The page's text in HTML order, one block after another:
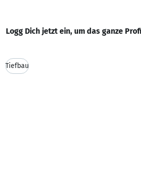
Logg Dich jetzt ein, um das ganze
Tiefbau